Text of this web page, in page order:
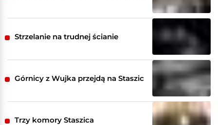
Strzelanie na trudnej ścianie
Górnicy z Wujka przejdą na Staszic
Trzy komory Staszica